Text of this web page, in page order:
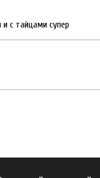
с тайцами супер